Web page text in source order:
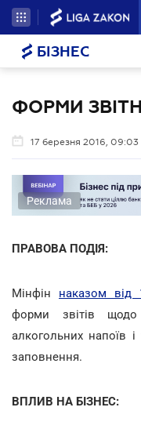
БІЗНЕС
ФОРМИ
17 березня 2016, 09:03
Реклама
ПРАВОВА ПОДІЯ:
Мінфін наказом
форми звітів щодо
алкогольних напоїв
заповнення.
ВПЛИВ НА БІЗНЕС: